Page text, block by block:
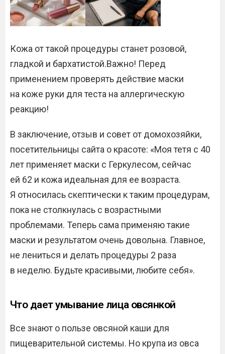
Кожа от такой процедуры станет розовой,
гладкой и бархатистой.Важно! Перед
применением проверять действие маски
на коже руки для теста на аллергическую
реакцию!
В заключение, отзыв и совет от домохозяйки,
посетительницы сайта о красоте: «Моя тетя с 40
лет применяет маски с Геркулесом, сейчас
ей 62 и кожа идеальная для ее возраста.
Я относилась скептически к таким процедурам,
пока не столкнулась с возрастными
проблемами. Теперь сама применяю такие
маски и результатом очень довольна. Главное,
не лениться и делать процедуры 2 раза
в неделю. Будьте красивыми, любите себя».
Что дает умывание лица овсянкой
Все знают о пользе овсяной каши для
пищеварительной системы. Но крупа из овса